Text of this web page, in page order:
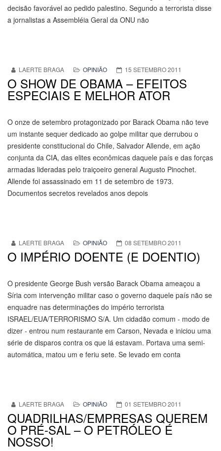
decisão favorável ao pedido palestino. Segundo a terrorista disse
a jornalistas a Assembléia Geral da ONU não
LAERTE BRAGA OPINIÃO 15 SETEMBRO 2011
O SHOW DE OBAMA – EFEITOS
ESPECIAIS E MELHOR ATOR
O onze de setembro protagonizado por Barack Obama não teve
um instante sequer dedicado ao golpe militar que derrubou o
presidente constitucional do Chile, Salvador Allende, em ação
conjunta da CIA, das elites econômicas daquele país e das forças
armadas lideradas pelo traiçoeiro general Augusto Pinochet.
Allende foi assassinado em 11 de setembro de 1973.
Documentos secretos revelados anos depois
LAERTE BRAGA OPINIÃO 08 SETEMBRO 2011
O IMPÉRIO DOENTE (E DOENTIO)
O presidente George Bush versão Barack Obama ameaçou a
Síria com intervenção militar caso o governo daquele país não se
enquadre nas determinações do império terrorista
ISRAEL/EUA/TERRORISMO S/A. Um cidadão comum - modo de
dizer - entrou num restaurante em Carson, Nevada e iniciou uma
série de disparos contra os que lá estavam. Portava uma semi-
automática, matou um e feriu sete. Se levado em conta
LAERTE BRAGA OPINIÃO 01 SETEMBRO 2011
QUADRILHAS/EMPRESAS QUEREM
O PRÉ-SAL – O PETRÓLEO É
NOSSO!